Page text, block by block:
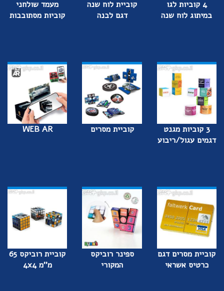
4 קוביות לגו
במיתוג לוח שנה
קוביית לוח שנה
דגם לבנה
מעמד שולחני
קוביות מסתובבות
3 קוביות מגנט
דגמים עגול/ריבוע
קוביית מסרים WEB AR
קוביית מסרים דגם
כרטיס אשראי
ספינר רוביקס
המקורי
קוביית רוביקס 65
מ''מ 4x4